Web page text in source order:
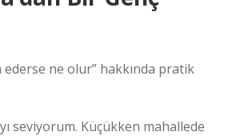
ederse ne olur” hakkında pratik
seviyorum. Küçükken mahallede